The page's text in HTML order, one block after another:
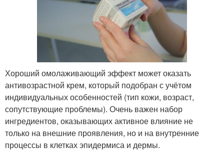
Хороший омолаживающий эффект может оказать
антивозрастной крем, который подобран с учётом
индивидуальных особенностей (тип кожи, возраст,
сопутствующие проблемы). Очень важен набор
ингредиентов, оказывающих активное влияние не
только на внешние проявления, но и на внутренние
процессы в клетках эпидермиса и дермы.